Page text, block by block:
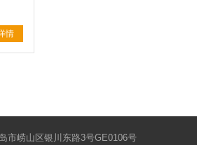
情
市崂山区银川东路3号GE0106号